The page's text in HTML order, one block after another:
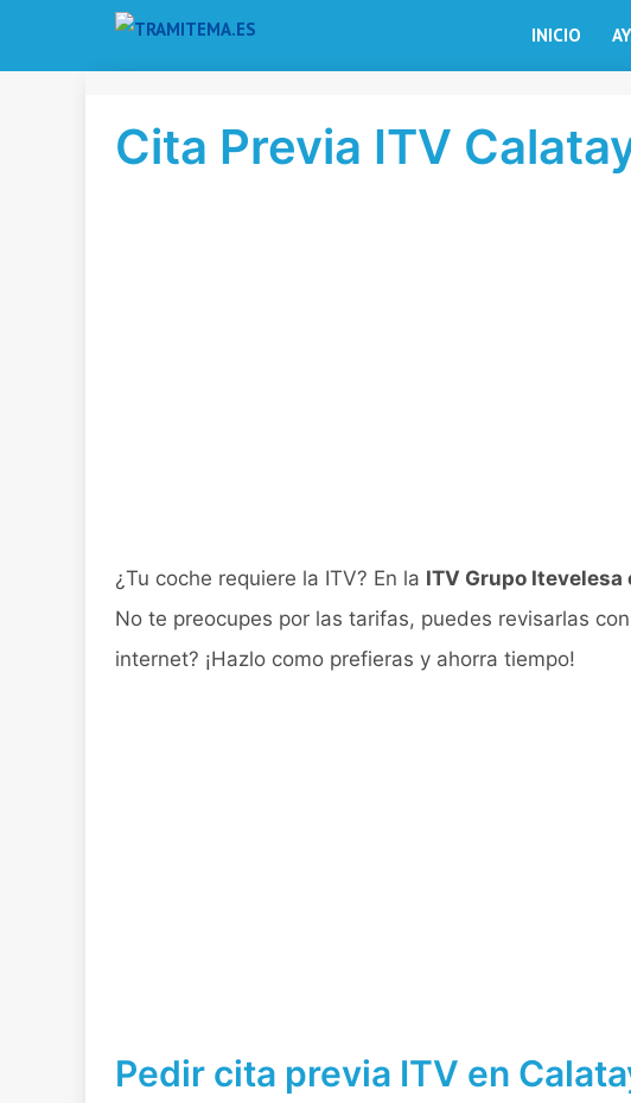
INICIO
Cita Previa ITV
¿Tu coche requiere la ITV? En la ITV Grupo Itevelesa
No te preocupes por las tarifas, puedes revisarlas
internet? ¡Hazlo como prefieras y ahorra tiempo!
Pedir cita previa ITV en